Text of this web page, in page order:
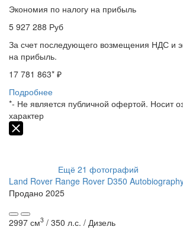
Экономия по налогу на прибыль
5 927 288 Руб
За счет последующего возмещения НДС и
на прибыль.
17 781 863* ₽
Подробнее
*- Не является публичной офертой. Носит
характер
Ещё 21 фотографий
Land Rover Range Rover D350
Продано 2025
2997 см3 / 350 л.с. / Дизель